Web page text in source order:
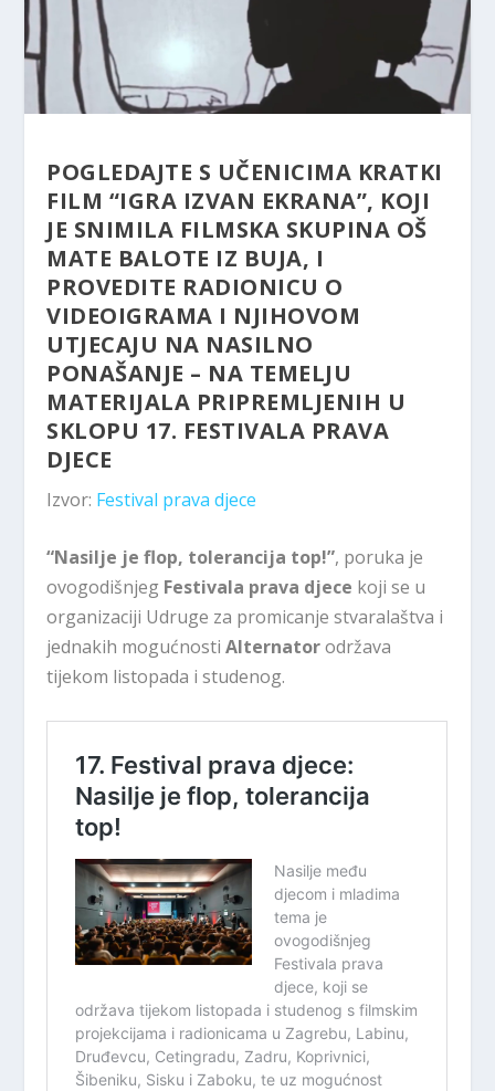
POGLEDAJTE S UČENICIMA KRATKI
FILM “IGRA IZVAN EKRANA”, KOJI
JE SNIMILA FILMSKA SKUPINA OŠ
MATE BALOTE IZ BUJA, I
PROVEDITE RADIONICU O
VIDEOIGRAMA I NJIHOVOM
UTJECAJU NA NASILNO
PONAŠANJE – NA TEMELJU
MATERIJALA PRIPREMLJENIH U
SKLOPU 17. FESTIVALA PRAVA
DJECE
Izvor: Festival prava djece
“Nasilje je flop, tolerancija top!”, poruka je
ovogodišnjeg Festivala prava djece koji se u
organizaciji Udruge za promicanje stvaralaštva i
jednakih mogućnostiAlternatorodržava
tijekom listopada i studenog.